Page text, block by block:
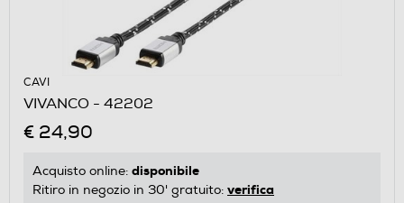
CAVI
VIVANCO - 42202
€ 24,90
Acquisto online: disponibile
Ritiro in negozio in 30' gratuito: verifica